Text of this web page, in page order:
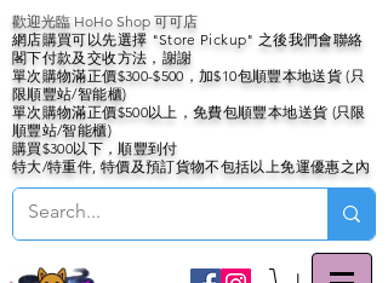
歡迎光臨 HoHo Shop 可可店
網店購買可以先選擇 "Store Pickup" 之後我們會聯絡
閣下付款及交收方法，謝謝
單次購物滿正價$300-$500，加$10包順豐本地送貨 (只
限順豐站/智能櫃)
單次購物滿正價$500以上，免費包順豐本地送貨 (只限
順豐站/智能櫃)
購買$300以下，順豐到付
特大/特重件, 特價及預訂貨物不包括以上免運優惠之內